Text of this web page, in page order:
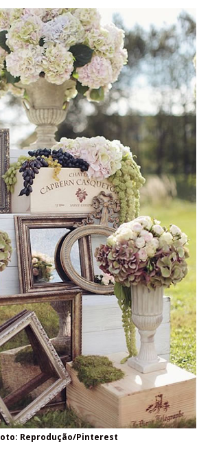
Reprodução/Pinterest